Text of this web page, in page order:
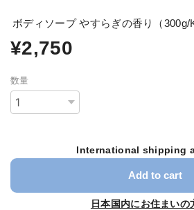
ボディソープ やすらぎの香り（300g/
¥2,750
数量
International shipping
Add to cart
日本国内にお住まいの